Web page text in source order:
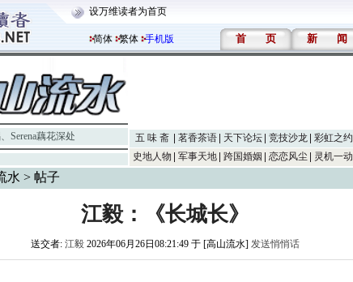
设万维读者为首页
简体 繁体 手机版 首 页 新 闻
、 Serena藕花深处 五 味 斋 茗香茶语 天下论坛 竞技沙龙 彩虹之约
史地人物
军事天地 跨国婚姻 恋恋风尘 灵机一动
水 > 帖子
江毅：《长城长》
送交者: 江毅 2026年06月26日08:21:49 于 [高山流水] 发送悄悄话